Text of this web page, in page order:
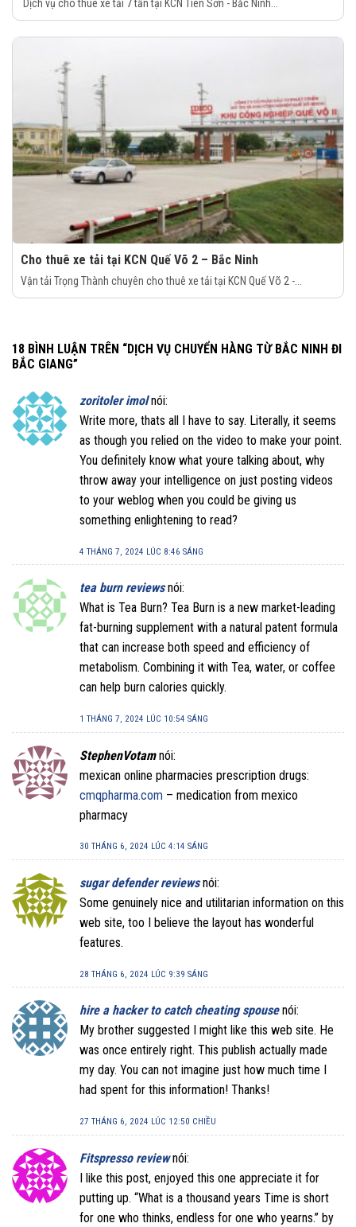
Dịch vụ cho thuê xe tải 7 tấn tại KCN Tiên Sơn - Bắc Ninh...
Cho thuê xe tải tại KCN Quế Võ 2 – Bắc Ninh
Vận tải Trọng Thành chuyên cho thuê xe tải tại KCN Quế Võ 2 -...
18 BÌNH LUẬN TRÊN “DỊCH VỤ CHUYỂN HÀNG TỪ BẮC NINH ĐI
BẮC GIANG”
zoritoler imol nói:
Write more, thats all I have to say. Literally, it seems
as though you relied on the video to make your point.
You definitely know what youre talking about, why
throw away your intelligence on just posting videos
to your weblog when you could be giving us
something enlightening to read?
4 THÁNG 7, 2024 LÚC 8:46 SÁNG
tea burn reviews nói:
What is Tea Burn? Tea Burn is a new market-leading
fat-burning supplement with a natural patent formula
that can increase both speed and efficiency of
metabolism. Combining it with Tea, water, or coffee
can help burn calories quickly.
1 THÁNG 7, 2024 LÚC 10:54 SÁNG
StephenVotam nói:
mexican online pharmacies prescription drugs:
cmqpharma.com – medication from mexico
pharmacy
30 THÁNG 6, 2024 LÚC 4:14 SÁNG
sugar defender reviews nói:
Some genuinely nice and utilitarian information on this
web site, too I believe the layout has wonderful
features.
28 THÁNG 6, 2024 LÚC 9:39 SÁNG
hire a hacker to catch cheating spouse nói:
My brother suggested I might like this web site. He
was once entirely right. This publish actually made
my day. You can not imagine just how much time I
had spent for this information! Thanks!
27 THÁNG 6, 2024 LÚC 12:50 CHIỀU
Fitspresso review nói:
I like this post, enjoyed this one appreciate it for
putting up. “What is a thousand years Time is short
for one who thinks, endless for one who yearns.” by